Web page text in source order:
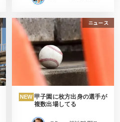
ニュース
NEW 甲子園に枚方出身の選手が
複数出場してる